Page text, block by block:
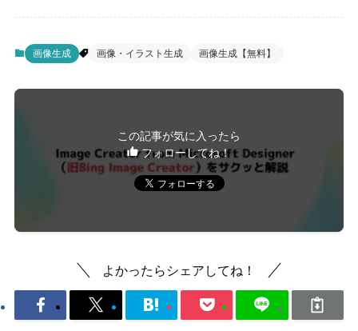
画像生成 画像・イラスト生成 画像生成【無料】
この記事が気に入ったら
フォローしてね！
よかったらシェアしてね！